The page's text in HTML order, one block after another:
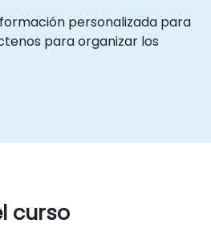
personalizada para
para organizar los
curso